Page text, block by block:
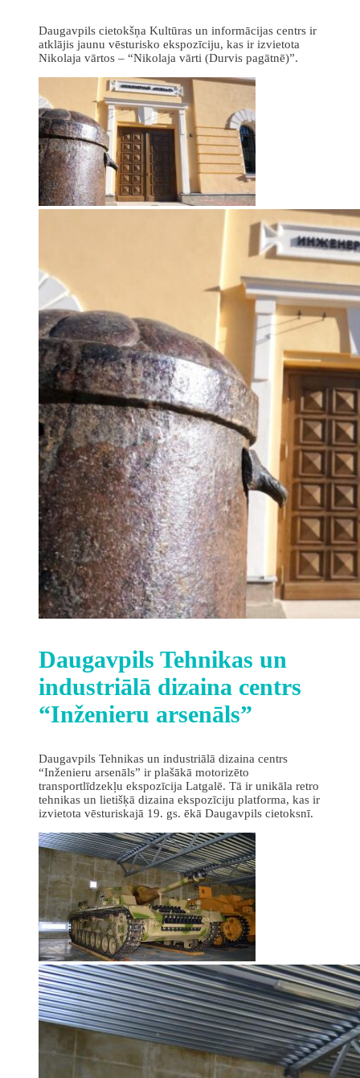
Daugavpils cietokšņa Kultūras un informācijas centrs ir
atklājis jaunu vēsturisko ekspozīciju, kas ir izvietota
Nikolaja vārtos – “Nikolaja vārti (Durvis pagātnē)”.
Daugavpils Tehnikas un
industriālā dizaina centrs
“Inženieru arsenāls”
Daugavpils Tehnikas un industriālā dizaina centrs
“Inženieru arsenāls” ir plašākā motorizēto
transportlīdzekļu ekspozīcija Latgalē. Tā ir unikāla retro
tehnikas un lietišķā dizaina ekspozīciju platforma, kas ir
izvietota vēsturiskajā 19. gs. ēkā Daugavpils cietoksnī.